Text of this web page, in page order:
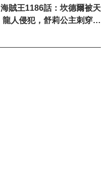
海賊王1186話：坎德爾被天
龍人侵犯，舒莉公主刺穿布